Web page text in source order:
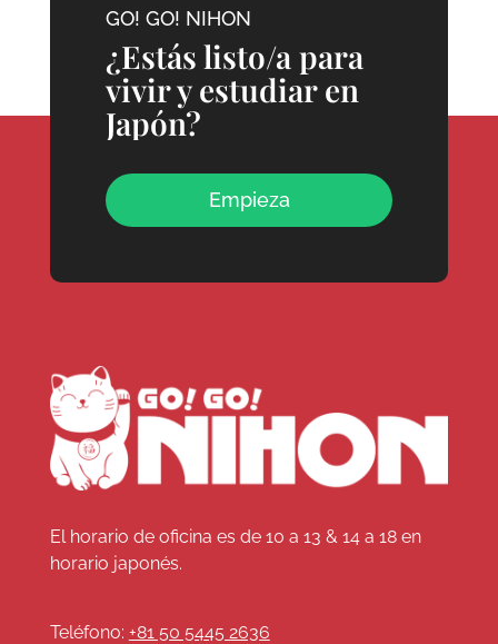
GO! GO! NIHON
¿Estás listo/a para
vivir y estudiar en
Japón?
Empieza
El horario de oficina es de 10 a 13 & 14 a 18 en
horario japonés.
Teléfono: +81 50 5445 2636